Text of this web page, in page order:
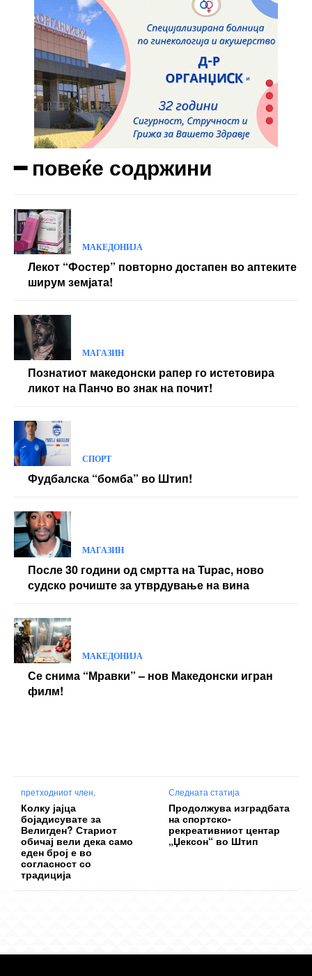
━ повеќе содржини
МАКЕДОНИЈА
Лекот “Фостер” повторно достапен во аптеките
ширум земјата!
МАГАЗИН
Познатиот македонски рапер го истетовира
ликот на Панчо во знак на почит!
СПОРТ
Фудбалска “бомба” во Штип!
МАГАЗИН
После 30 години од смртта на Tupac, ново
судско рочиште за утврдување на вина
МАКЕДОНИЈА
Се снима “Мравки” – нов Македонски игран
филм!
претходниот член,
Колку јајца
бојадисувате за
Велигден? Стариот
обичај вели дека само
еден број е во
согласност со
традиција
Следната статија
Продолжува изградбата
на спортско-
рекреативниот центар
„Џексон“ во Штип